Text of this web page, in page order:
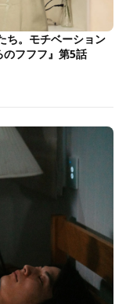
ち。モチベーション
フフフ』第5話